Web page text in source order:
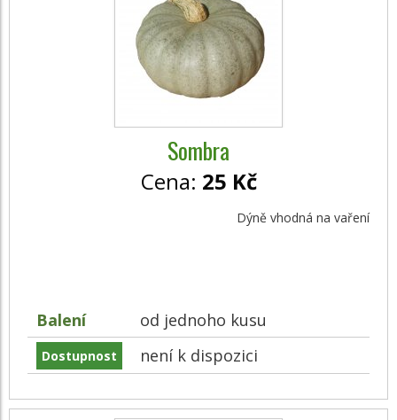
Sombra
Cena: 25 Kč
Dýně vhodná na vaření
Balení od jednoho kusu
Dostupnost není k dispozici